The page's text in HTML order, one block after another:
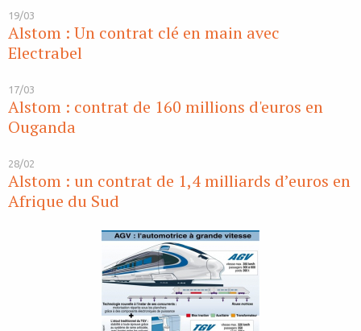
19/03
Alstom : Un contrat clé en main avec
Electrabel
17/03
Alstom : contrat de 160 millions d'euros en
Ouganda
28/02
Alstom : un contrat de 1,4 milliards d’euros en
Afrique du Sud